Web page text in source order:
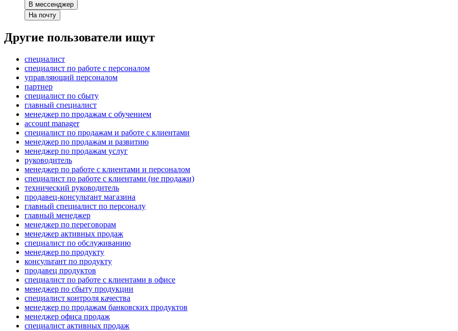
В мессенджер
На почту
Другие пользователи ищут
специалист
специалист по работе с персоналом
управляющий персоналом
партнер
специалист по сбыту
главный специалист
менеджер по продажам с обучением
account manager
специалист по продажам и работе с клиентами
менеджер по продажам и развитию
менеджер по продажам услуг
руководитель
менеджер по работе с клиентами и персоналом
специалист по работе с клиентами (не продажи)
технический руководитель
продавец-консультант магазина
главный специалист по персоналу
главный менеджер
менеджер по переговорам
менеджер активных продаж
специалист по обслуживанию
менеджер по продукту
консультант по продукту
продавец продуктов
специалист по работе с клиентами в офисе
менеджер по сбыту продукции
специалист контроля качества
менеджер по продажам банковских продуктов
менеджер офиса продаж
специалист активных продаж